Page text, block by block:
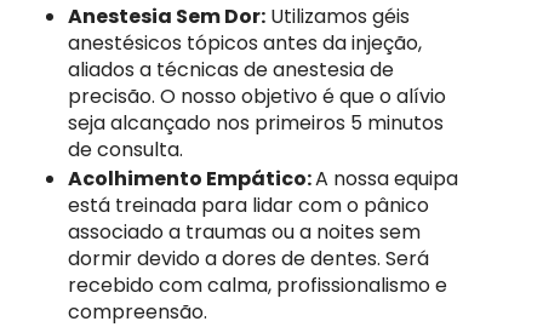
Anestesia Sem Dor:Utilizamos géis
anestésicos tópicos antes da injeção,
aliados a técnicas de anestesia de
precisão. O nosso objetivo é que o alívio
seja alcançado nos primeiros 5 minutos
de consulta.
Acolhimento Empático:A nossa equipa
está treinada para lidar com o pânico
associado a traumas ou a noites sem
dormir devido a dores de dentes. Será
recebido com calma, profissionalismo e
compreensão.